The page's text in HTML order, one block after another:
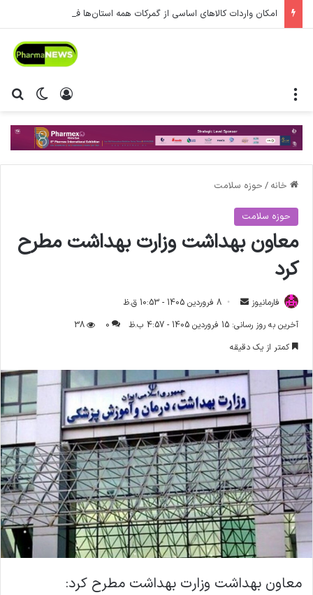
امکان واردات کالاهای اساسی از گمرکات همه استان‌ها فراهم شد.
تغییر ورود
خانه / حوزه سلامت
حوزه سلامت
معاون بهداشت وزارت بهداشت مطرح
کرد
فارمانیوز
ا
ل
ی
م
ی
ل
8 فروردین 1405 - 10:53 ق.ظ
آخرین به روز رسانی: 15 فروردین 1405 - 4:57 ب.ظ
0
38
کمتر از یک دقیقه
معاون بهداشت وزارت بهداشت مطرح کرد: